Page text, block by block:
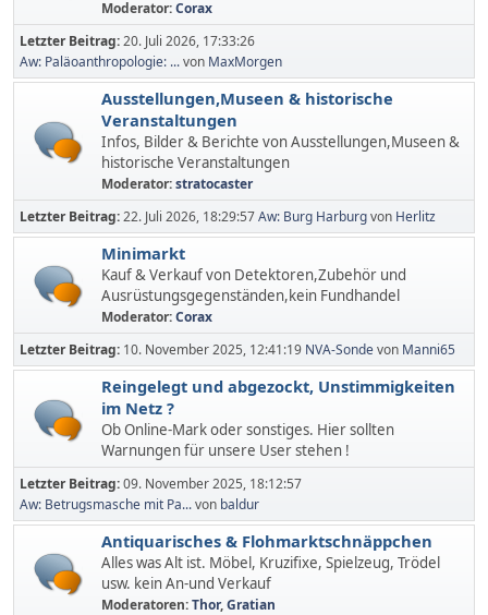
Moderator:Corax
Letzter Beitrag:20. Juli 2026, 17:33:26
Aw: Paläoanthropologie: ...von MaxMorgen
Ausstellungen,Museen & historische
Veranstaltungen
Infos, Bilder & Berichte von Ausstellungen,Museen &
historische Veranstaltungen
Moderator:stratocaster
Letzter Beitrag:22. Juli 2026, 18:29:57Aw: Burg Harburgvon Herlitz
Minimarkt
Kauf & Verkauf von Detektoren,Zubehör und
Ausrüstungsgegenständen,kein Fundhandel
Moderator:Corax
Letzter Beitrag: 10. November 2025, 12:41:19 NVA-Sondevon Manni65
Reingelegt und abgezockt, Unstimmigkeiten
im Netz ?
Ob Online-Mark oder sonstiges. Hier sollten
Warnungen für unsere User stehen !
Letzter Beitrag:09. November 2025, 18:12:57
Aw: Betrugsmasche mit Pa...von baldur
Antiquarisches & Flohmarktschnäppchen
Alles was Alt ist. Möbel, Kruzifixe, Spielzeug, Trödel
usw. kein An-und Verkauf
Moderatoren:Thor,Gratian